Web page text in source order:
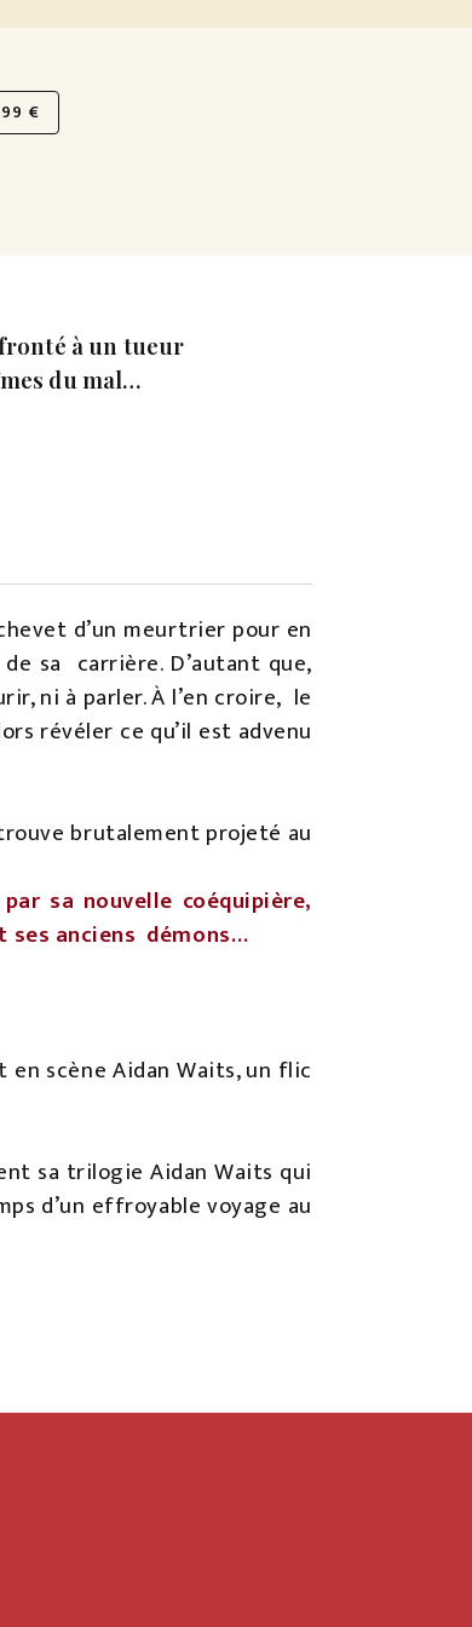
€
à un tueur
du mal…
d’un meurtrier pour en
sa carrière. D’autant que,
ni à parler. À l’en croire, le
révéler ce qu’il est advenu
brutalement projeté au
sa nouvelle coéquipière,
ses anciens démons…
scène Aidan Waits, un flic
sa trilogie Aidan Waits qui
d’un effroyable voyage au